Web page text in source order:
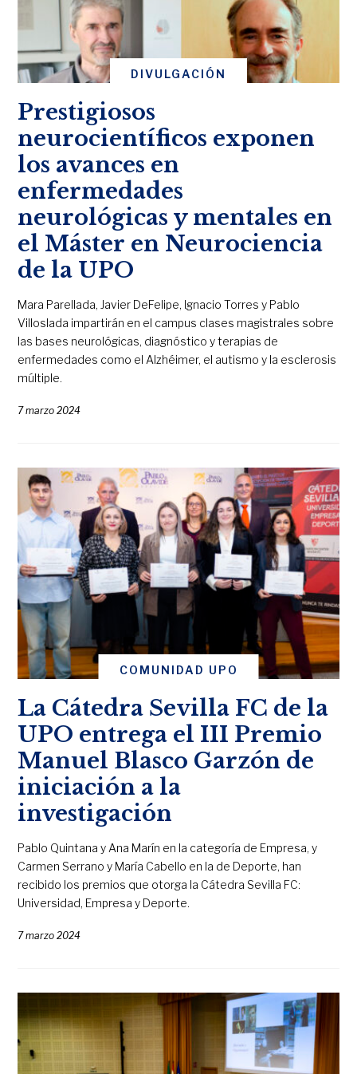
DIVULGACIÓN
Prestigiosos
neurocientíficos exponen
los avances en
enfermedades
neurológicas y mentales en
el Máster en Neurociencia
de la UPO
Mara Parellada, Javier DeFelipe, Ignacio Torres y Pablo
Villoslada impartirán en el campus clases magistrales sobre
las bases neurológicas, diagnóstico y terapias de
enfermedades como el Alzhéimer, el autismo y la esclerosis
múltiple.
7 marzo 2024
COMUNIDAD UPO
La Cátedra Sevilla FC de la
UPO entrega el III Premio
Manuel Blasco Garzón de
iniciación a la
investigación
Pablo Quintana y Ana Marín en la categoría de Empresa, y
Carmen Serrano y María Cabello en la de Deporte, han
recibido los premios que otorga la Cátedra Sevilla FC:
Universidad, Empresa y Deporte.
7 marzo 2024